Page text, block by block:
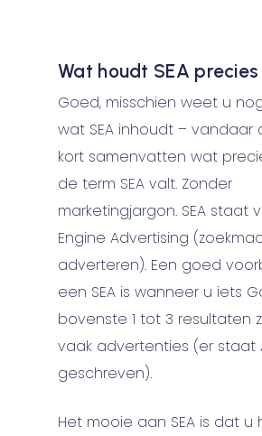
Wat houdt SEA precies
Goed, misschien weet u
wat SEA inhoudt – vandaar
kort samenvatten wat
de term SEA valt. Zonder
marketingjargon. SEA staat
Engine Advertising
adverteren). Een goed
een SEA is wanneer u iets
bovenste 1 tot 3 resultaten
vaak advertenties (er staat
geschreven).
Het mooie aan SEA is dat u